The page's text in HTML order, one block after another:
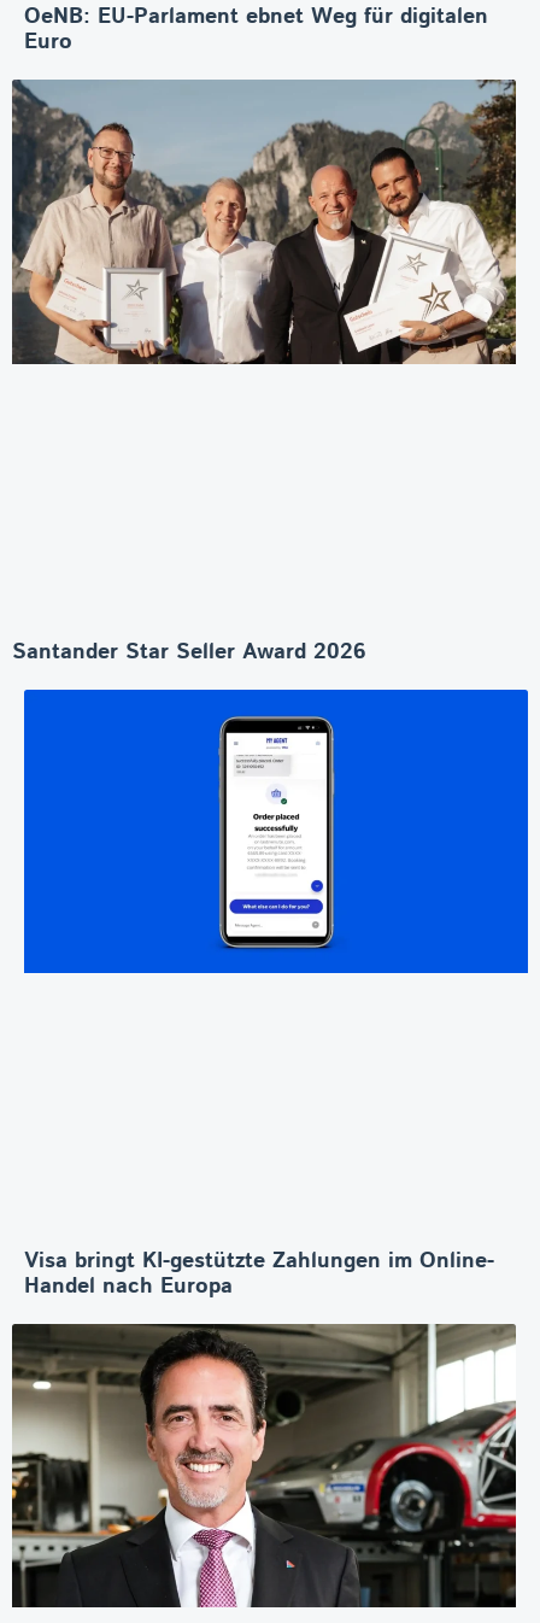
OeNB: EU-Parlament ebnet Weg für digitalen
Euro
Santander Star Seller Award 2026
Visa bringt KI-gestützte Zahlungen im Online-
Handel nach Europa